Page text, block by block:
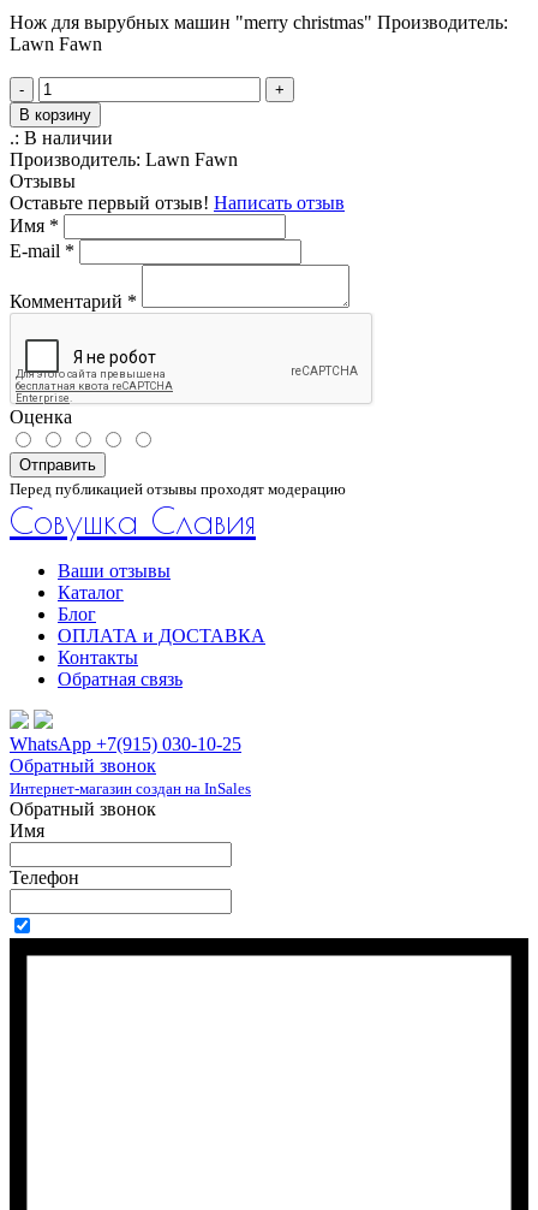
Нож для вырубных машин "merry christmas" Производитель:
Lawn Fawn
-
+
В корзину
.: В наличии
Производитель: Lawn Fawn
Отзывы
Оставьте первый отзыв! Написать отзыв
Имя *
E-mail *
Комментарий *
Оценка
Отправить
Перед публикацией отзывы проходят модерацию
Совушка Славия
Ваши отзывы
Каталог
Блог
ОПЛАТА и ДОСТАВКА
Контакты
Обратная связь
WhatsApp +7(915) 030-10-25
Обратный звонок
Интернет-магазин создан на InSales
Обратный звонок
Имя
Телефон